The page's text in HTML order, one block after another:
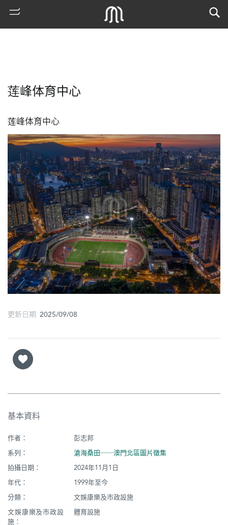
門
搜
索
古
地
圖
媽
閣
廟
市
莲峰体育中心
莲峰体育中心
更新日期 2025/09/08
基本資料
作者：
彭志邦
系列：
滄海桑田──澳門北區圖片徵集
拍攝日期：
2024年11月1日
年代：
1999年至今
分類：
文娛康樂及市政設施
文娛康樂及市政設
施：
體育設施